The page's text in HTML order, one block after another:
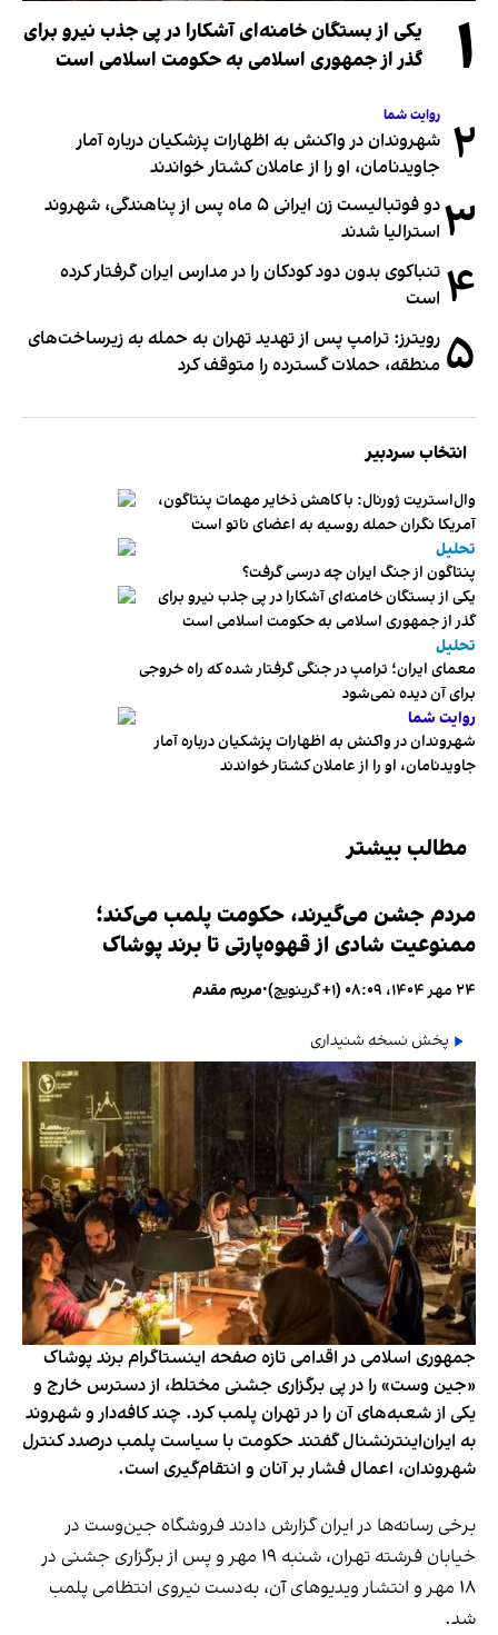
۱
یکی از بستگان خامنه‌ای آشکارا در پی جذب نیرو برای
گذر از جمهوری اسلامی به حکومت اسلامی است
۲ روایت شما
شهروندان در واکنش به اظهارات پزشکیان درباره آمار
جاویدنامان، او را از عاملان کشتار خواندند
۳
دو فوتبالیست زن ایرانی ۵ ماه پس از پناهندگی، شهروند
استرالیا شدند
۴ تنباکوی بدون دود کودکان را در مدارس ایران گرفتار کرده
است
۵ رویترز: ترامپ پس از تهدید تهران به حمله به زیرساخت‌های
منطقه، حملات گسترده را متوقف کرد
انتخاب سردبیر
وال‌استریت ژورنال: با کاهش ذخایر مهمات پنتاگون،
آمریکا نگران حمله روسیه به اعضای ناتو‌ است
تحلیل
پنتاگون از جنگ ایران چه درسی گرفت؟
یکی از بستگان خامنه‌ای آشکارا در پی جذب نیرو برای
گذر از جمهوری اسلامی به حکومت اسلامی است
تحلیل
معمای ایران؛ ترامپ در جنگی گرفتار شده که راه خروجی
برای آن دیده نمی‌شود
روایت شما
شهروندان در واکنش به اظهارات پزشکیان درباره آمار
جاویدنامان، او را از عاملان کشتار خواندند
مطالب بیشتر
مردم جشن می‌گیرند، حکومت پلمب می‌کند؛
ممنوعیت شادی از قهوه‌پارتی تا برند پوشاک
۲۴ مهر ۱۴۰۴، ۰۸:۰۹ (‎+۱ گرینویچ) •مریم مقدم
پخش نسخه شنیداری
جمهوری اسلامی در اقدامی تازه صفحه اینستاگرام برند پوشاک
«جین وست» را در پی برگزاری جشنی مختلط، از دسترس خارج و
یکی از شعبه‌های آن را در تهران پلمب کرد. چند کافه‌‌دار و شهروند
به ایران‌اینترنشنال گفتند حکومت با سیاست پلمب درصدد کنترل
شهروندان، اعمال فشار بر آنان و انتقام‌گیری است.
برخی رسانه‌ها در ایران گزارش دادند فروشگاه جین‌وست در
خیابان فرشته تهران، شنبه ۱۹ مهر و پس از برگزاری جشنی در
۱۸ مهر و انتشار ویدیوهای آن، به‌دست نیروی انتظامی پلمب
شد.